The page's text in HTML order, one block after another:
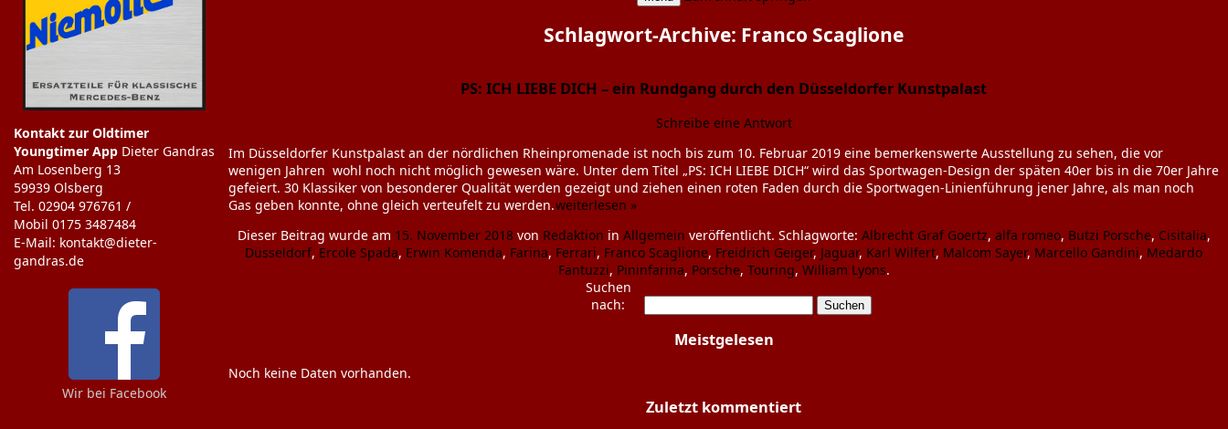
Kontakt zur Oldtimer
Youngtimer App Dieter Gandras
Am Losenberg 13
59939 Olsberg
Tel. 02904 976761 /
Mobil 0175 3487484
E-Mail: kontakt@dieter-
gandras.de
Wir bei Facebook
Schlagwort-Archive: Franco Scaglione
PS: ICH LIEBE DICH – ein Rundgang durch den Düsseldorfer Kunstpalast
Schreibe eine Antwort
Im Düsseldorfer Kunstpalast an der nördlichen Rheinpromenade ist noch bis zum 10. Februar 2019 eine bemerkenswerte Ausstellung zu sehen, die vor
wenigen Jahren wohl noch nicht möglich gewesen wäre. Unter dem Titel „PS: ICH LIEBE DICH“ wird das Sportwagen-Design der späten 40er bis in die 70er Jahre
gefeiert. 30 Klassiker von besonderer Qualität werden gezeigt und ziehen einen roten Faden durch die Sportwagen-Linienführung jener Jahre, als man noch
Gas geben konnte, ohne gleich verteufelt zu werden.weiterlesen »
Dieser Beitrag wurde am 15. November 2018von Redaktion in Allgemein veröffentlicht. Schlagworte: Albrecht Graf Goertz, alfa romeo, Butzi Porsche, Cisitalia,
Düsseldorf, Ercole Spada, Erwin Komenda, Farina, Ferrari, Franco Scaglione, Freidrich Geiger, Jaguar, Karl Wilfert, Malcom Sayer, Marcello Gandini, Medardo
Fantuzzi, Pininfarina, Porsche, Touring, William Lyons.
Suchen
nach:
Meistgelesen
Noch keine Daten vorhanden.
Zuletzt kommentiert